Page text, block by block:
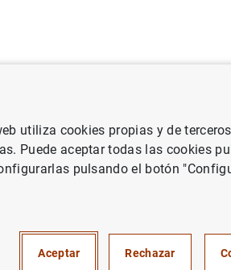
Documentos de Trabajo
and the asset
utiliza cookies propias y de
Puede aceptar todas las cookies
pulsando el botón
Aceptar Rechazar